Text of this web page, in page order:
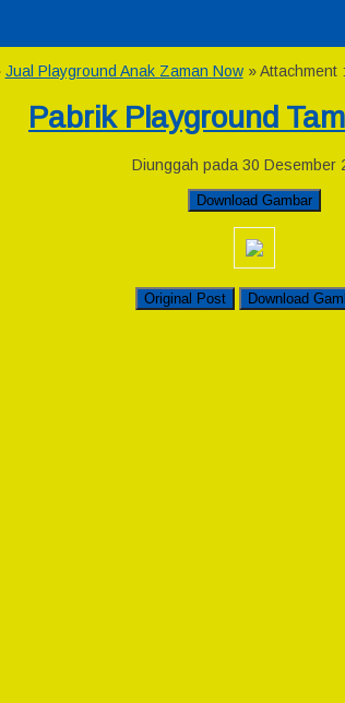
Jual Playground Anak Zaman Now» Attachment
Pabrik Playground
Diunggah pada 30 Desember
Download Gambar
Original Post Download